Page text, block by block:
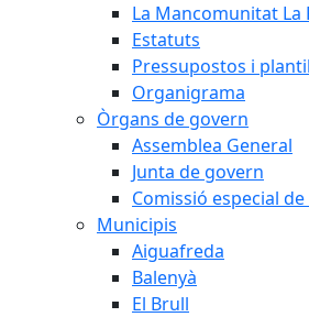
La Mancomunitat La
Estatuts
Pressupostos i
Organigrama
Òrgans de govern
Assemblea General
Junta de govern
Comissió especial
Municipis
Aiguafreda
Balenyà
El Brull